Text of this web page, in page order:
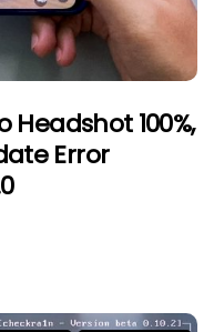
Headshot 100%,
Error